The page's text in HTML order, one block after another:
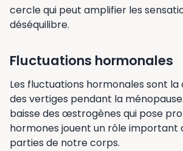
cercle qui peut amplifier les
déséquilibre.
Fluctuations hormonales
Les fluctuations hormonales sont
des vertiges pendant la
baisse des œstrogènes qui pose
hormones jouent un rôle important
parties de notre corps.